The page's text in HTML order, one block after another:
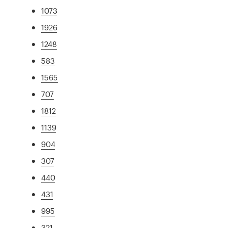
1073
1926
1248
583
1565
707
1812
1139
904
307
440
431
995